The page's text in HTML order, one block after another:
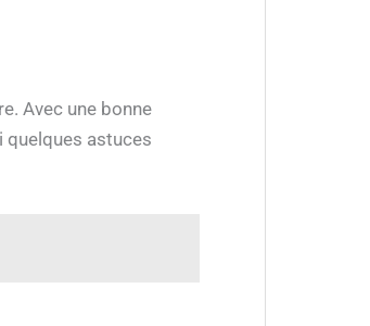
Avec une bonne
quelques astuces